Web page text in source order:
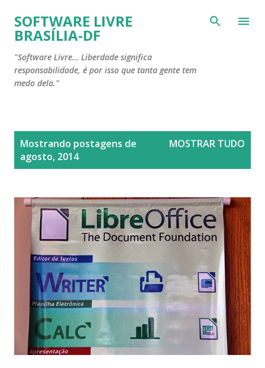
Pular para o conteúdo principal
SOFTWARE LIVRE
BRASÍLIA-DF
"Software Livre… Liberdade significa
responsabilidade, é por isso que tanta gente tem
medo dela."
Mostrando postagens de
agosto, 2014
MOSTRAR TUDO